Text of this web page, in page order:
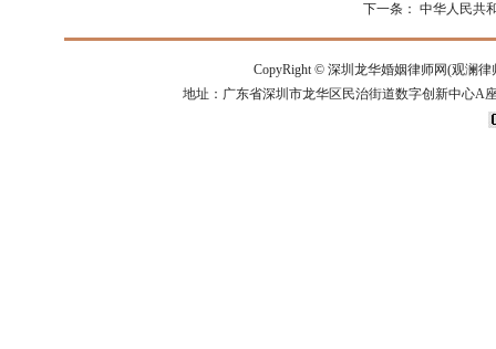
下一条： 中华人民共
CopyRight © 深圳龙华婚姻律师网(观澜律
地址：广东省深圳市龙华区民治街道数字创新中心